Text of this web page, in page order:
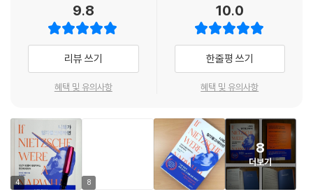
동과 인지, 언어를 연구해 온 끝에 『니체가 일각돌고래라면』이라는 도발적
저작을 발표하기에 이른다. 그는 이 책을 통해 인간의 우월함이라는 너무
도 당연한, 누구도 섣불리 의문을 제기하지 않았던 가정에 촘촘하게 배치
된 과학적 근거와 치밀하게 설계된 논리로 도전한다. 또한 차별과 혐오, 감
시와 처벌을 정당화한 도덕 체계, 기후위기를 앞당긴 아름다운 잔디밭에
례를 더해 우리의 견고했던 사고방식에 조금씩 균열을 낸다.
│진화의 기적인가, 진화론적 아킬레스건인가?
자신의 지성에 매혹당하곤 하는 인간의 인지능력을
둘러싼 도전적 이야기
9.8
리뷰 쓰기
혜택 및 유의사항
10.0
한줄평 쓰기
혜택 및 유의사항
4 8
8
더보기